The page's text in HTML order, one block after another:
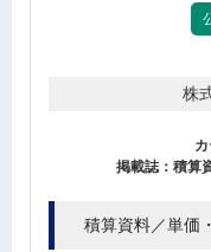
株
掲載誌：積算
積算資料／単価